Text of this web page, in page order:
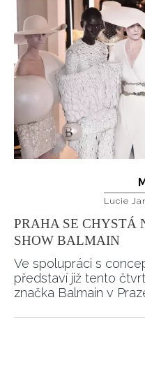
Lucie
PRAHA SE
SHOW BALMAIN
Ve spolupráci s
představí již tento
značka Balmain v